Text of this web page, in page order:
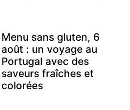
Menu sans gluten, 6
août : un voyage au
Portugal avec des
saveurs fraîches et
colorées